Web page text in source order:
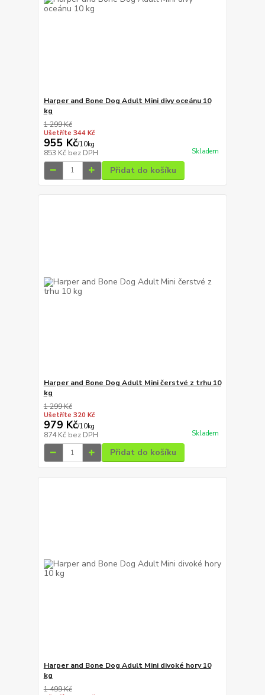
Harper and Bone Dog Adult Mini divy oceánu 10
kg
1 299 Kč
Ušetříte 344 Kč
955 Kč/10kg
853 Kč bez DPH Skladem
Přidat do košíku
Harper and Bone Dog Adult Mini čerstvé z trhu 10
kg
1 299 Kč
Ušetříte 320 Kč
979 Kč/10kg
874 Kč bez DPH Skladem
Přidat do košíku
Harper and Bone Dog Adult Mini divoké hory 10
kg
1 499 Kč